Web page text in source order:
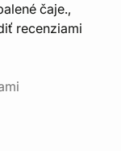
čaje.,
recenziami